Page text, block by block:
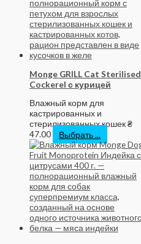
Monge GRILL Cat Sterilised
Cockerel с курицей
Влажный корм для
кастрированных и
стерилизованных кошек₴
47.00
Выбрать ...